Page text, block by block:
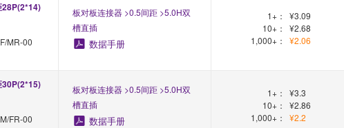
28P(2*14)
MR-00
板对板连接器 >0.5间距 >5.0H双
槽直插
数据手册
1+：
¥3.09
10+：
¥2.68
1,000+：
¥2.06
30P(2*15)
FR-00
板对板连接器 >0.5间距 >5.0H双
槽直插
数据手册
1+：
¥3.3
10+：
¥2.86
1,000+：
¥2.2